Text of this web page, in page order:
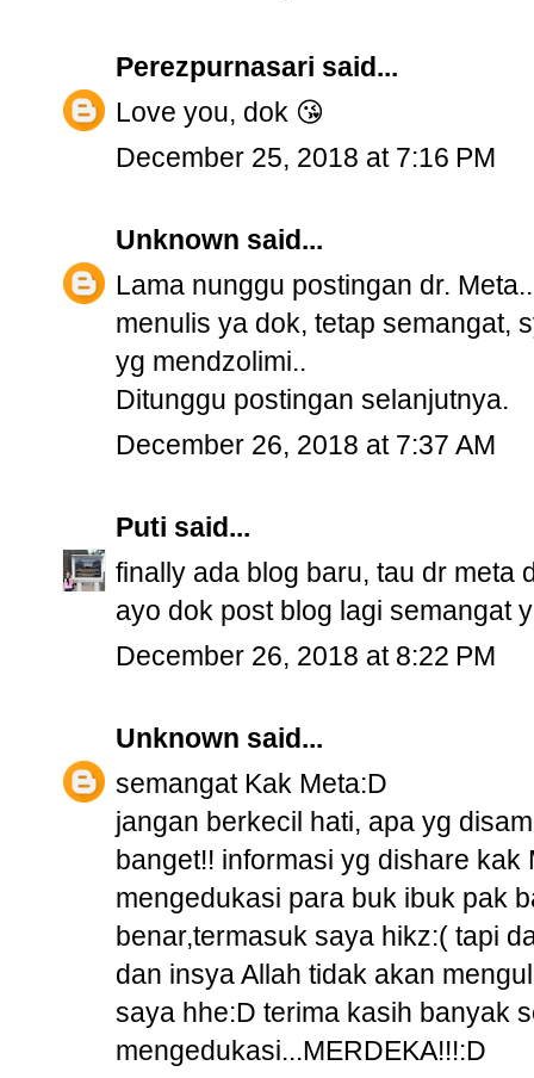
Perezpurnasari said...
Love you, dok 😘
December 25, 2018 at 7:16 PM
Unknown said...
Lama nunggu postingan dr.
menulis ya dok, tetap semangat,
yg mendzolimi..
Ditunggu postingan selanjutnya.
December 26, 2018 at 7:37 AM
Puti said...
finally ada blog baru, tau dr meta
ayo dok post blog lagi semangat
December 26, 2018 at 8:22 PM
Unknown said...
semangat Kak Meta:D
jangan berkecil hati, apa yg
banget!! informasi yg dishare
mengedukasi para buk ibuk pak
benar,termasuk saya hikz:( tapi
dan insya Allah tidak akan
saya hhe:D terima kasih banyak
mengedukasi...MERDEKA!!!:D